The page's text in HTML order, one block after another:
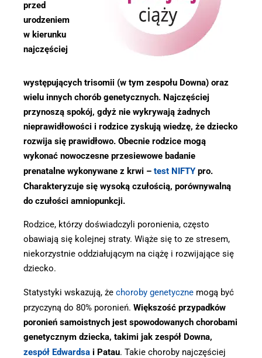
przed
urodzeniem
w kierunku
najczęściej
występujących trisomii (w tym zespołu Downa) oraz
wielu innych chorób genetycznych. Najczęściej
przynoszą spokój, gdyż nie wykrywają żadnych
nieprawidłowości i rodzice zyskują wiedzę, że dziecko
rozwija się prawidłowo. Obecnie rodzice mogą
wykonać nowoczesne przesiewowe badanie
prenatalne wykonywane z krwi – test NIFTY pro.
Charakteryzuje się wysoką czułością, porównywalną
do czułości amniopunkcji.
Rodzice, którzy doświadczyli poronienia, często
obawiają się kolejnej straty. Wiąże się to ze stresem,
niekorzystnie oddziałującym na ciążę i rozwijające się
dziecko.
Statystyki wskazują, że choroby genetyczne mogą być
przyczyną do 80% poronień. Większość przypadków
poronień samoistnych jest spowodowanych chorobami
genetycznym dziecka, takimi jak zespół Downa,
zespół Edwardsa i Patau. Takie choroby najczęściej